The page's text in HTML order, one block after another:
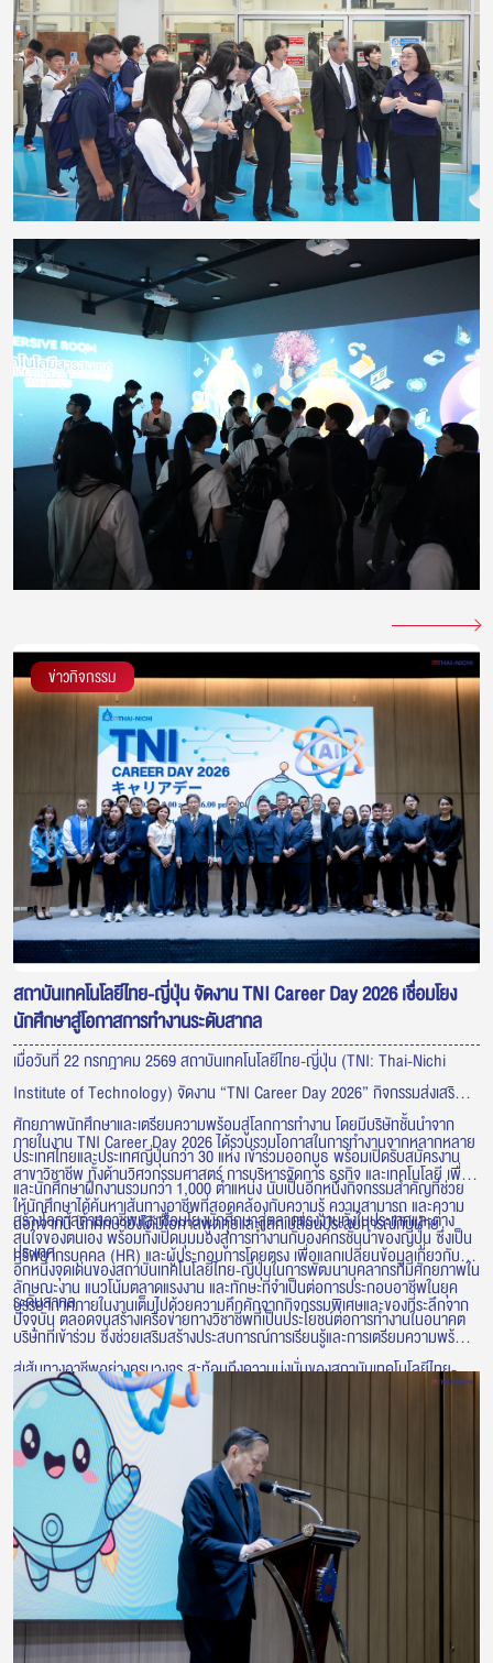
ข่าวกิจกรรม
สถาบันเทคโนโลยีไทย-ญี่ปุ่น จัดงาน TNI Career Day 2026 เชื่อมโยง
นักศึกษาสู่โอกาสการทำงานระดับสากล
เมื่อวันที่ 22 กรกฎาคม 2569 สถาบันเทคโนโลยีไทย-ญี่ปุ่น (TNI: Thai-Nichi
Institute of Technology) จัดงาน “TNI Career Day 2026” กิจกรรมส่งเสริม
ศักยภาพนักศึกษาและเตรียมความพร้อมสู่โลกการทำงาน โดยมีบริษัทชั้นนำจาก
ประเทศไทยและประเทศญี่ปุ่นกว่า 30 แห่ง เข้าร่วมออกบูธ พร้อมเปิดรับสมัครงาน
และนักศึกษาฝึกงานรวมกว่า 1,000 ตำแหน่ง นับเป็นอีกหนึ่งกิจกรรมสำคัญที่ช่วย
สร้างโอกาสด้านอาชีพและเชื่อมโยงนักศึกษาสู่ตลาดแรงงานทั้งในประเทศและต่าง
ประเทศ
ภายในงาน TNI Career Day 2026 ได้รวบรวมโอกาสในการทำงานจากหลากหลาย
สาขาวิชาชีพ ทั้งด้านวิศวกรรมศาสตร์ การบริหารจัดการ ธุรกิจ และเทคโนโลยี เพื่อ
ให้นักศึกษาได้ค้นหาเส้นทางอาชีพที่สอดคล้องกับความรู้ ความสามารถ และความ
สนใจของตนเอง พร้อมทั้งเปิดมุมมองสู่การทำงานกับองค์กรชั้นนำของญี่ปุ่น ซึ่งเป็น
อีกหนึ่งจุดเด่นของสถาบันเทคโนโลยีไทย-ญี่ปุ่นในการพัฒนาบุคลากรที่มีศักยภาพใน
ระดับสากล
นอกจากนี้ นักศึกษายังได้มีโอกาสพูดคุยและแลกเปลี่ยนประสบการณ์กับฝ่าย
ทรัพยากรบุคคล (HR) และผู้ประกอบการโดยตรง เพื่อแลกเปลี่ยนข้อมูลเกี่ยวกับ
ลักษณะงาน แนวโน้มตลาดแรงงาน และทักษะที่จำเป็นต่อการประกอบอาชีพในยุค
ปัจจุบัน ตลอดจนสร้างเครือข่ายทางวิชาชีพที่เป็นประโยชน์ต่อการทำงานในอนาคต
บรรยากาศภายในงานเต็มไปด้วยความคึกคักจากกิจกรรมพิเศษและของที่ระลึกจาก
บริษัทที่เข้าร่วม ซึ่งช่วยเสริมสร้างประสบการณ์การเรียนรู้และการเตรียมความพร้อม
สู่เส้นทางอาชีพอย่างครบวงจร สะท้อนถึงความมุ่งมั่นของสถาบันเทคโนโลยีไทย-
ญี่ปุ่นในการเชื่อมโยงภาคการศึกษาเข้ากับภาคอุตสาหกรรม เพื่อผลิตบัณฑิตที่มี
คุณภาพ พร้อมตอบโจทย์ความต้องการของตลาดแรงงาน และก้าวสู่การทำงานใน
ระดับนานาชาติอย่างมั่นใจ